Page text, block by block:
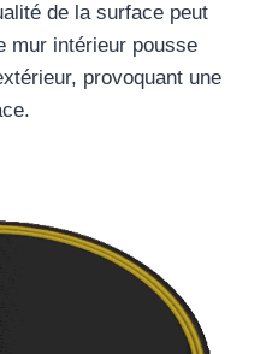
de la surface peut
mur intérieur pousse
provoquant une